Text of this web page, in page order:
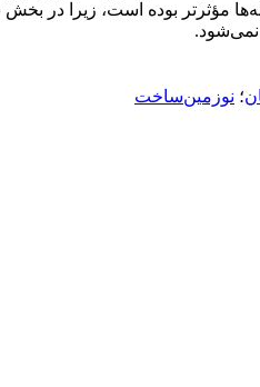
نمی‌شود.
؛ نوزمین‌ساخت